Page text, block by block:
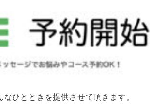
ひとときを提供させて頂きます。